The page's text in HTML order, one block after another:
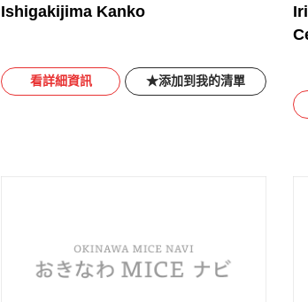
Ishigakijima Kanko
看詳細資訊 添加到我的清單